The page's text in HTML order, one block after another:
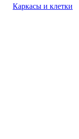
Каркасы и клетки